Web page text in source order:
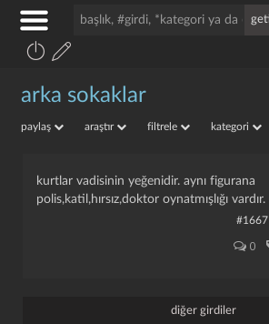
arka sokaklar
paylaş araştır filtrele kategori
kurtlar vadisinin yeğenidir. aynı figurana
polis,katil,hırsız,doktor oynatmışlığı vardır.
#1667
0
diğer girdiler